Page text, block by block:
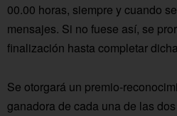
00.00 horas, siempre y cuando
mensajes. Si no fuese así, se
finalización hasta completar
Se otorgará un premio-
ganadora de cada una de las